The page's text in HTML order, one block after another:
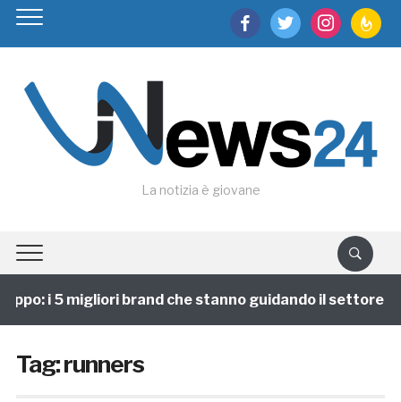
facebooktwitter instagram
La notizia è giovane
i 5 migliori brand che stanno guidando il settore
Tag:runners